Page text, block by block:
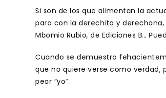
Si son de los que alimentan la
para con la derechita y derechona,
Mbomio Rubio, de Ediciones B…
Cuando se demuestra
que no quiere verse como verdad,
peor “yo”.